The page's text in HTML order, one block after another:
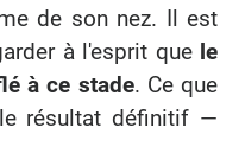
de son nez. Il est
à l'esprit que le
à ce stade. Ce que
résultat définitif —